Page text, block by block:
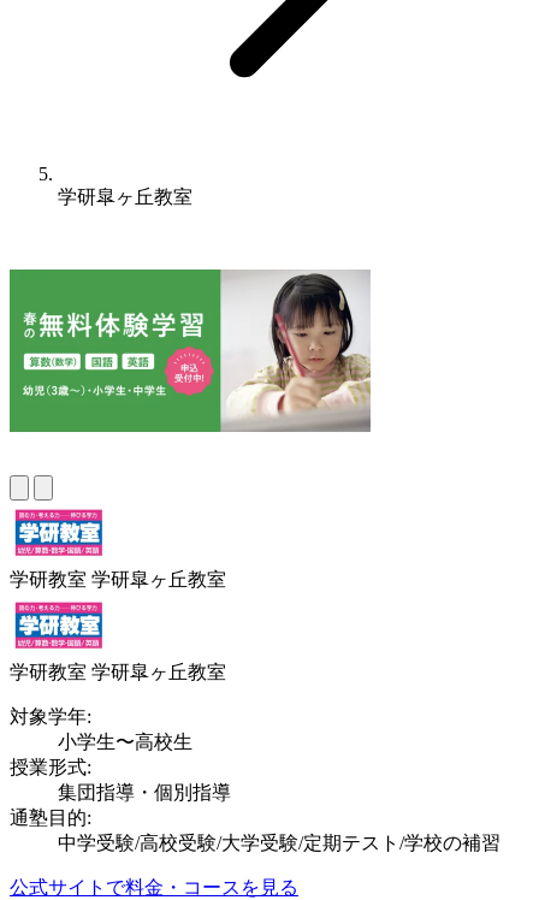
学研皐ヶ丘教室
学研教室 学研皐ヶ丘教室
学研教室 学研皐ヶ丘教室
対象学年:
小学生〜高校生
授業形式:
集団指導・個別指導
通塾目的:
中学受験/高校受験/大学受験/定期テスト/学校の補習
公式サイトで料金・コースを見る